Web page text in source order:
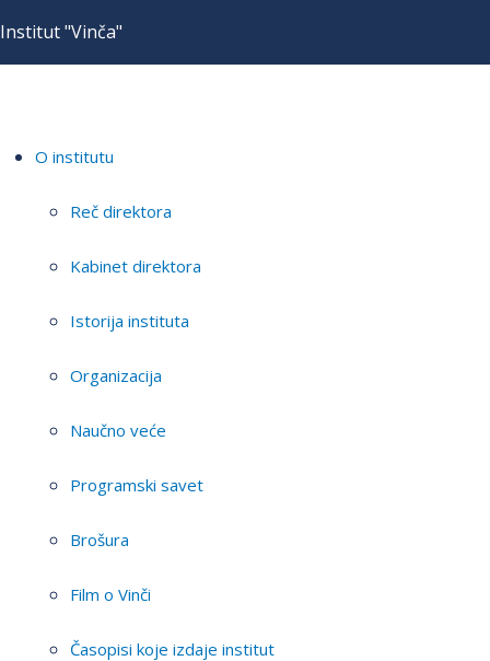
Institut "Vinča"
O institutu
Reč direktora
Kabinet direktora
Istorija instituta
Organizacija
Naučno veće
Programski savet
Brošura
Film o Vinči
Časopisi koje izdaje institut